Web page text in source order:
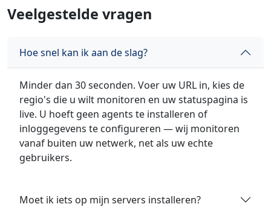
Veelgestelde vragen
Hoe snel kan ik aan de slag?
Minder dan 30 seconden. Voer uw URL in, kies de
regio's die u wilt monitoren en uw statuspagina is
live. U hoeft geen agents te installeren of
inloggegevens te configureren — wij monitoren
vanaf buiten uw netwerk, net als uw echte
gebruikers.
Moet ik iets op mijn servers installeren?